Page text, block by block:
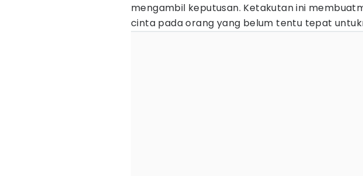
mengambil keputusan. Ketakutan ini
cinta pada orang yang belum tentu tepat